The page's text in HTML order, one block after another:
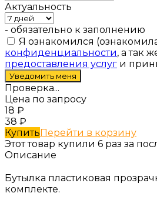
Актуальность
- обязательно к заполнению
Я ознакомился
конфиденциальности, а так
предоставления услуг и
Проверка...
Цена по запросу
18 ₽
38 ₽
КупитьПерейти в корзину
Этот товар купили 6 раз за
Описание
Бутылка пластиковая
комплекте.